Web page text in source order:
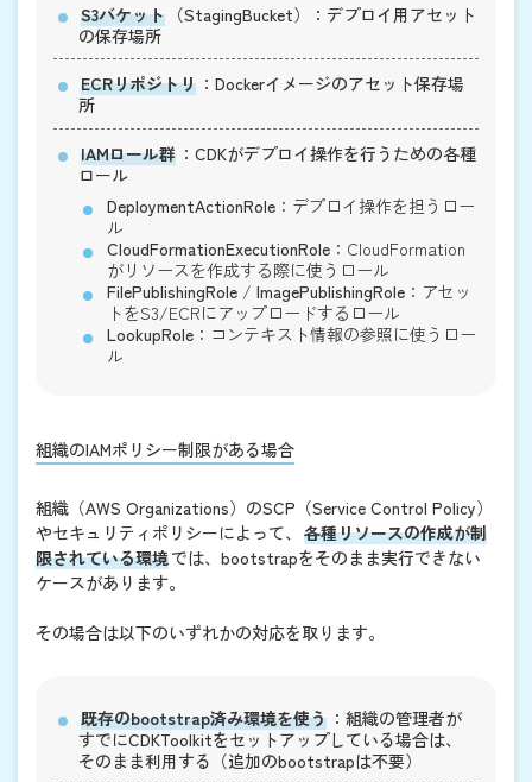
S3バケット （StagingBucket）：デプロイ用アセット
の保存場所
ECRリポジトリ ：Dockerイメージのアセット保存場
所
IAMロール群 ：CDKがデプロイ操作を行うための各種
ロール
DeploymentActionRole ：デプロイ操作を担うロー
ル
CloudFormationExecutionRole ：CloudFormation
がリソースを作成する際に使うロール
FilePublishingRole /ImagePublishingRole ：アセッ
トをS3/ECRにアップロードするロール
LookupRole ：コンテキスト情報の参照に使うロー
ル
組織のIAMポリシー制限がある場合
組織（AWS Organizations）のSCP（Service Control Policy）
やセキュリティポリシーによって、 各種リソースの作成が制
限されている環境では、bootstrapをそのまま実行できない
ケースがあります。
その場合は以下のいずれかの対応を取ります。
既存のbootstrap済み環境を使う ：組織の管理者が
すでにCDKToolkitをセットアップしている場合は、
そのまま利用する（追加のbootstrapは不要）